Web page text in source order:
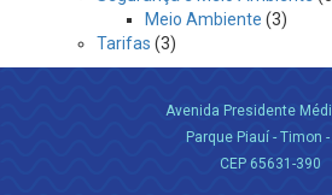
Meio Ambiente (3)
Tarifas (3)
Avenida Presidente
Parque Piauí - Timon
CEP 65631-390